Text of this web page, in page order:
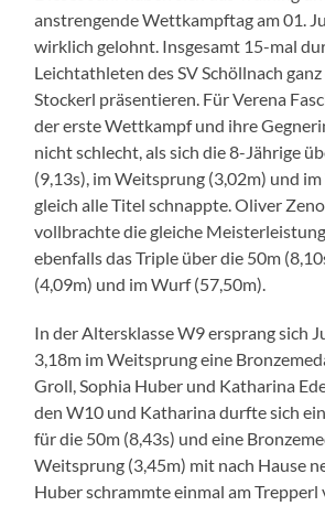
anstrengende Wettkampftag am 01.
wirklich gelohnt. Insgesamt 15-mal
Leichtathleten des SV Schöllnach
Stockerl präsentieren. Für Verena
der erste Wettkampf und ihre
nicht schlecht, als sich die 8-Jährige
(9,13s), im Weitsprung (3,02m) und
gleich alle Titel schnappte. Oliver
vollbrachte die gleiche
ebenfalls das Triple über die 50m
(4,09m) und im Wurf (57,50m).
In der Altersklasse W9 ersprang sich
3,18m im Weitsprung eine
Groll, Sophia Huber und Katharina
den W10 und Katharina durfte sich
für die 50m (8,43s) und eine
Weitsprung (3,45m) mit nach Hause
Huber schrammte einmal am Trepperl